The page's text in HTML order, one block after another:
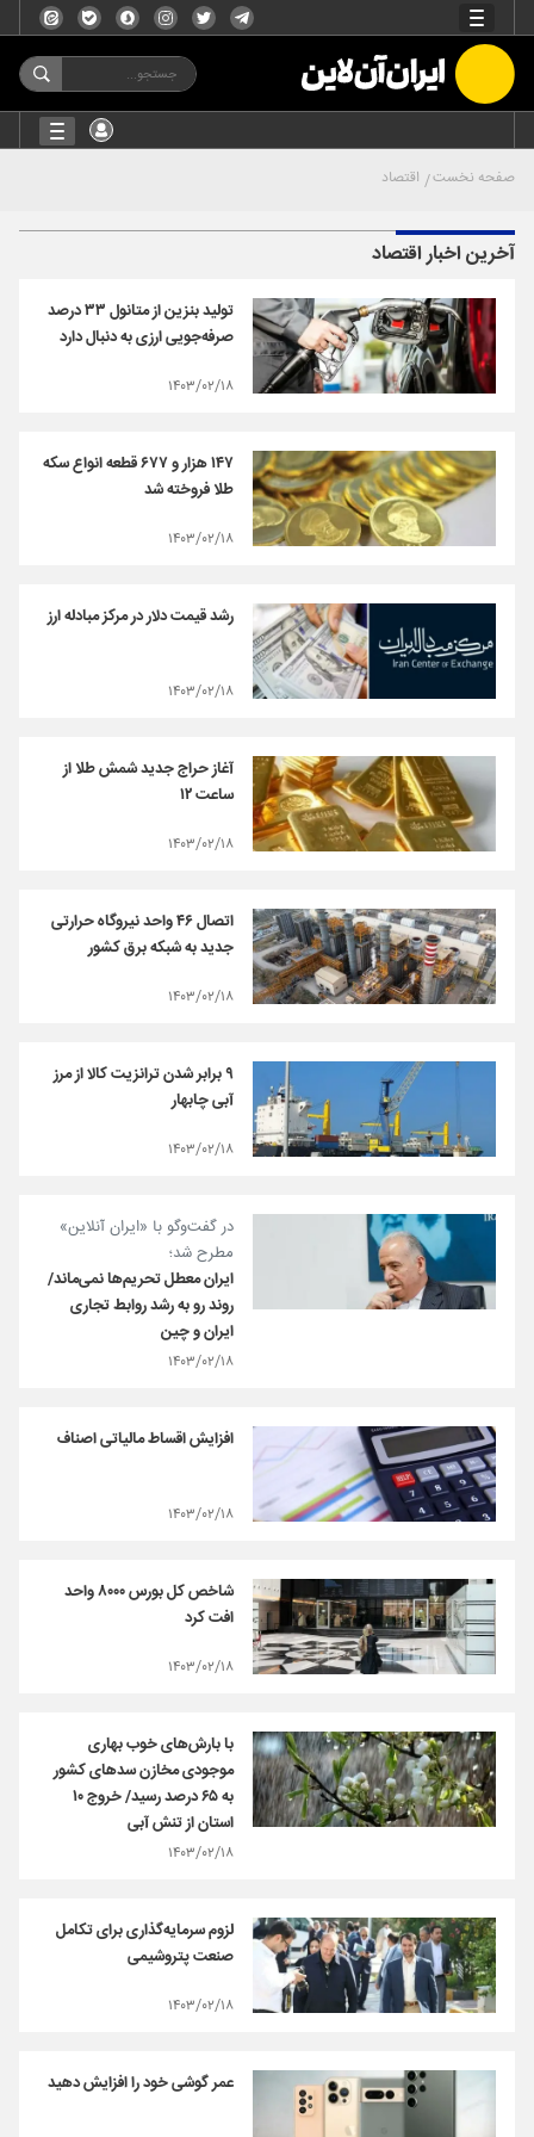
صفحه نخست اقتصاد
آخرین اخبار اقتصاد
تولید بنزین از متانول ۳۳ درصد
صرفه‌جویی ارزی به دنبال دارد
۱۴۰۳/۰۲/۱۸
۱۴۷ هزار و ۶۷۷ قطعه انواع سکه
طلا فروخته شد
۱۴۰۳/۰۲/۱۸
رشد قیمت دلار در مرکز مبادله ارز
۱۴۰۳/۰۲/۱۸
آغاز حراج جدید شمش طلا از
ساعت ۱۲
۱۴۰۳/۰۲/۱۸
اتصال ۴۶ واحد نیروگاه حرارتی
جدید به شبکه برق کشور
۱۴۰۳/۰۲/۱۸
۹ برابر شدن ترانزیت کالا از مرز
آبی چابهار
۱۴۰۳/۰۲/۱۸
در گفت‌وگو با «ایران آنلاین»
مطرح شد؛
ایران معطل تحریم‌ها نمی‌ماند/
روند رو به رشد روابط تجاری
ایران و چین
۱۴۰۳/۰۲/۱۸
افزایش اقساط مالیاتی اصناف
۱۴۰۳/۰۲/۱۸
شاخص کل بورس ۸۰۰۰ واحد
افت کرد
۱۴۰۳/۰۲/۱۸
با بارش‌های خوب بهاری
موجودی مخازن سدهای کشور
به ۶۵ درصد رسید/ خروج ۱۰
استان از تنش آبی
۱۴۰۳/۰۲/۱۸
لزوم سرمایه‌گذاری برای تکامل
صنعت پتروشیمی
۱۴۰۳/۰۲/۱۸
عمر گوشی خود را افزایش دهید